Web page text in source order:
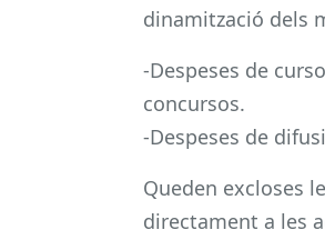
dinamització dels
-Despeses de
concursos.
-Despeses de
Queden excloses
directament a les